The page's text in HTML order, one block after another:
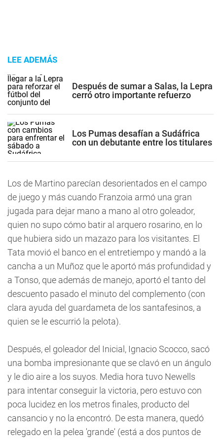
LEE ADEMÁS
Después de sumar a Salas, la Lepra
cerró otro importante refuerzo
Los Pumas desafían a Sudáfrica
con un debutante entre los titulares
Los de Martino parecían desorientados en el campo
de juego y más cuando Franzoia armó una gran
jugada para dejar mano a mano al otro goleador,
quien no supo cómo batir al arquero rosarino, en lo
que hubiera sido un mazazo para los visitantes. El
Tata movió el banco en el entretiempo y mandó a la
cancha a un Muñoz que le aportó más profundidad y
a Tonso, que además de manejo, aportó el tanto del
descuento pasado el minuto del complemento (con
clara ayuda del guardameta de los santafesinos, a
quien se le escurrió la pelota).
Después, el goleador del Inicial, Ignacio Scocco, sacó
una bomba impresionante que se clavó en un ángulo
y le dio aire a los suyos. Media hora tuvo Newells
para intentar conseguir la victoria, pero estuvo con
poca lucidez en los metros finales, producto del
cansancio y no la encontró. De esta manera, quedó
relegado en la pelea 'grande' (está a dos puntos de